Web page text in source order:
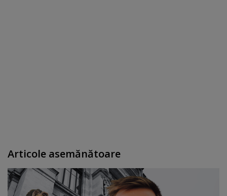
Articole asemănătoare